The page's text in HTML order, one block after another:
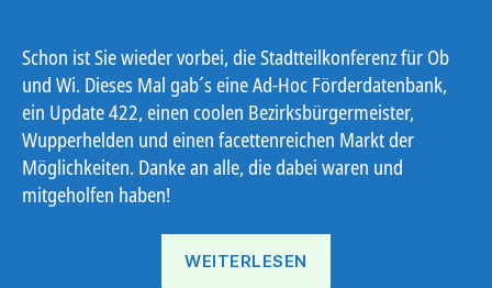
Schon ist Sie wieder vorbei, die Stadtteilkonferenz für Ob
und Wi. Dieses Mal gab´s eine Ad-Hoc Förderdatenbank,
ein Update 422, einen coolen Bezirksbürgermeister,
Wupperhelden und einen facettenreichen Markt der
Möglichkeiten. Danke an alle, die dabei waren und
mitgeholfen haben!
WEITERLESEN